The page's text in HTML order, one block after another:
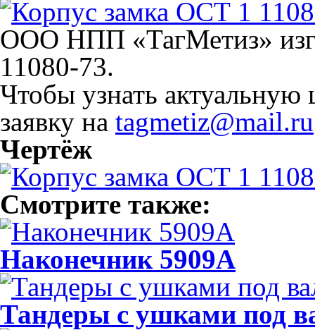
ООО НПП «ТагМетиз»
11080-73.
Чтобы узнать
заявку на tagmetiz@mail.ru
Чертёж
Смотрите также:
Наконечник 5909А
Тандеры с ушками под